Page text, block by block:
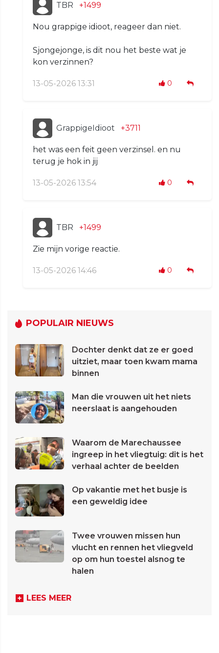
TBR +1499
Nou grappige idioot, reageer dan niet.
Sjongejonge, is dit nou het beste wat je
kon verzinnen?
13-05-2026 13:31 0
GrappigeIdioot +3711
het was een feit geen verzinsel. en nu
terug je hok in jij
13-05-2026 13:54 0
TBR +1499
Zie mijn vorige reactie.
13-05-2026 14:46 0
POPULAIR NIEUWS
Dochter denkt dat ze er goed
uitziet, maar toen kwam mama
binnen
Man die vrouwen uit het niets
neerslaat is aangehouden
Waarom de Marechaussee
ingreep in het vliegtuig: dit is het
verhaal achter de beelden
Op vakantie met het busje is
een geweldig idee
Twee vrouwen missen hun
vlucht en rennen het vliegveld
op om hun toestel alsnog te
halen
LEES MEER